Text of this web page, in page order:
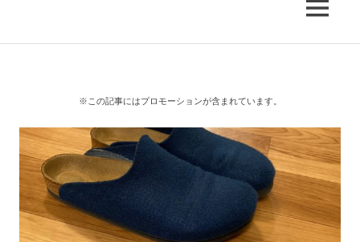
MENU
※この記事にはプロモーションが含まれています。